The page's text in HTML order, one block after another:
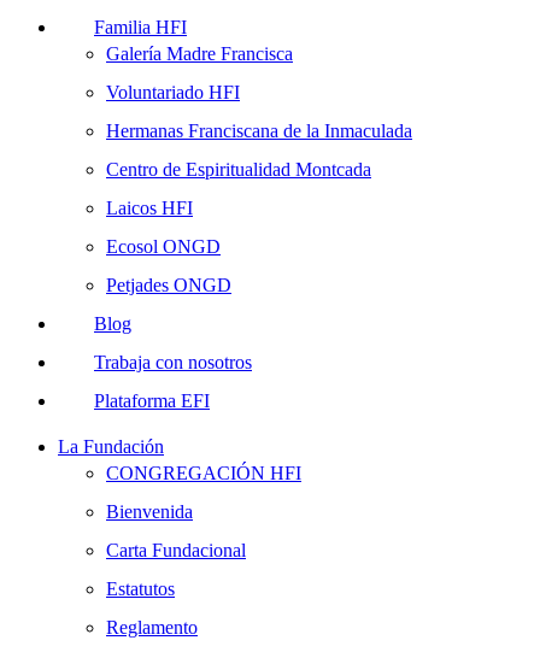
Familia HFI
Galería Madre Francisca
Voluntariado HFI
Hermanas Franciscana de la Inmaculada
Centro de Espiritualidad Montcada
Laicos HFI
Ecosol ONGD
Petjades ONGD
Blog
Trabaja con nosotros
Plataforma EFI
La Fundación
CONGREGACIÓN HFI
Bienvenida
Carta Fundacional
Estatutos
Reglamento